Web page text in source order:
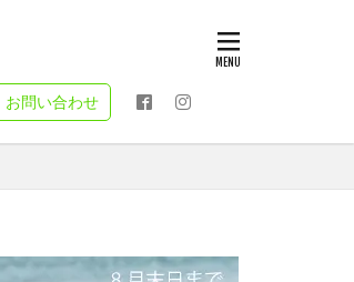
は
ターとは？
お問い合わせ